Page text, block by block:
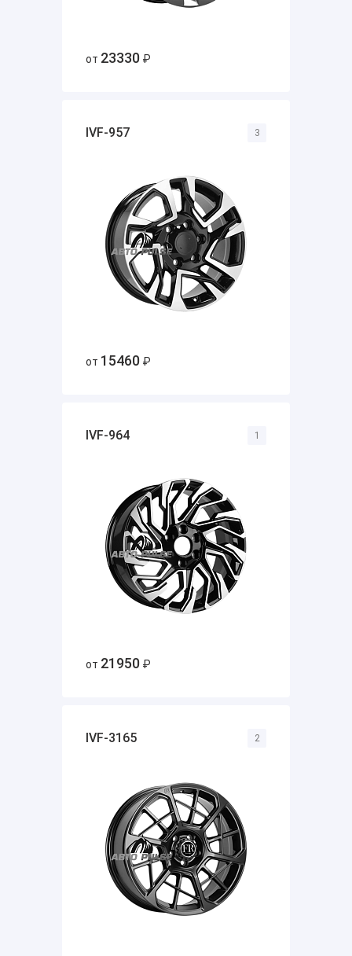
от 23330 ₽
IVF-957
от 15460 ₽
3
IVF-964
от 21950 ₽
1
IVF-3165 2